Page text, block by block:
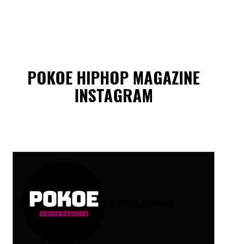
POKOE HIPHOP MAGAZINE
INSTAGRAM